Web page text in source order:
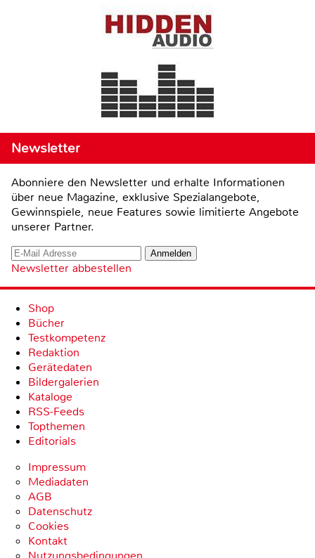
Newsletter
Abonniere den Newsletter und erhalte Informationen
über neue Magazine, exklusive Spezialangebote,
Gewinnspiele, neue Features sowie limitierte Angebote
unserer Partner.
Newsletter abbestellen
Shop
Bücher
Testkompetenz
Redaktion
Gerätedaten
Bildergalerien
Kataloge
RSS-Feeds
Topthemen
Editorials
Impressum
Mediadaten
AGB
Datenschutz
Cookies
Kontakt